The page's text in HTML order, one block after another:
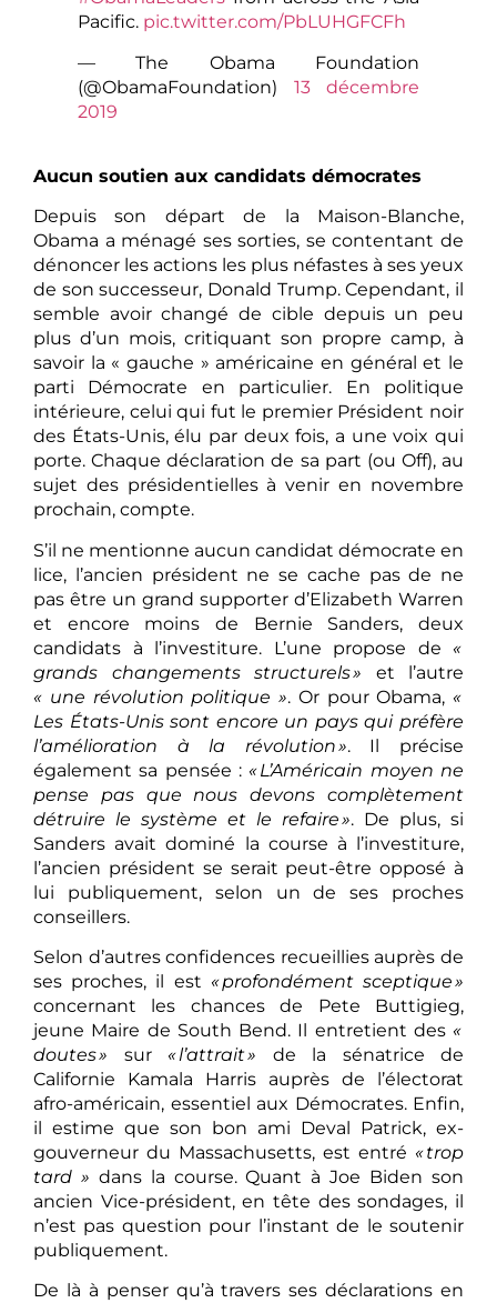
Pacific. pic.twitter.com/PbLUHGFCFh
— The Obama Foundation
(@ObamaFoundation) 13 décembre
2019
Aucun soutien aux candidats démocrates
Depuis son départ de la Maison-Blanche,
Obama a ménagé ses sorties, se contentant de
dénoncer les actions les plus néfastes à ses yeux
de son successeur, Donald Trump. Cependant, il
semble avoir changé de cible depuis un peu
plus d’un mois, critiquant son propre camp, à
savoir la « gauche » américaine en général et le
parti Démocrate en particulier. En politique
intérieure, celui qui fut le premier Président noir
des États-Unis, élu par deux fois, a une voix qui
porte. Chaque déclaration de sa part (ou Off), au
sujet des présidentielles à venir en novembre
prochain, compte.
S’il ne mentionne aucun candidat démocrate en
lice, l’ancien président ne se cache pas de ne
pas être un grand supporter d’Elizabeth Warren
et encore moins de Bernie Sanders, deux
candidats à l’investiture. L’une propose de «
grands changements structurels » et l’autre
« une révolution politique ». Or pour Obama, «
Les États-Unis sont encore un pays qui préfère
l’amélioration à la révolution ». Il précise
également sa pensée : « L’Américain moyen ne
pense pas que nous devons complètement
détruire le système et le refaire ». De plus, si
Sanders avait dominé la course à l’investiture,
l’ancien président se serait peut-être opposé à
lui publiquement, selon un de ses proches
conseillers.
Selon d’autres confidences recueillies auprès de
ses proches, il est « profondément sceptique »
concernant les chances de Pete Buttigieg,
jeune Maire de South Bend. Il entretient des «
doutes » sur « l’attrait » de la sénatrice de
Californie Kamala Harris auprès de l’électorat
afro-américain, essentiel aux Démocrates. Enfin,
il estime que son bon ami Deval Patrick, ex-
gouverneur du Massachusetts, est entré « trop
tard » dans la course. Quant à Joe Biden son
ancien Vice-président, en tête des sondages, il
n’est pas question pour l’instant de le soutenir
publiquement.
De là à penser qu’à travers ses déclarations en